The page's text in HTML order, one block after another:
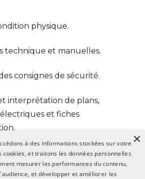
physique.
technique et manuelles.
consignes de sécurité.
interprétation de plans,
et fiches
raisonner avec méthode et à
situation anormale.
×
à des informations stockées sur votre
et traitons les données personnelles
mesurer les performances du contenu,
et développer et améliorer les